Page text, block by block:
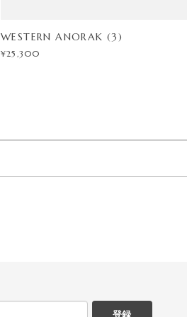
WESTERN ANORAK (3)
¥25,300
登録